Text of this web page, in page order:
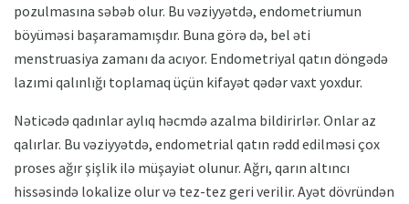
pozulmasına səbəb olur. Bu vəziyyətdə, endometriumun
böyüməsi başaramamışdır. Buna görə də, bel əti
menstruasiya zamanı da acıyor. Endometriyal qatın döngədə
lazımi qalınlığı toplamaq üçün kifayət qədər vaxt yoxdur.
Nəticədə qadınlar aylıq həcmdə azalma bildirirlər. Onlar az
qalırlar. Bu vəziyyətdə, endometrial qatın rədd edilməsi çox
proses ağır şişlik ilə müşayiət olunur. Ağrı, qarın altıncı
hissəsində lokalize olur və tez-tez geri verilir. Ayət dövründən